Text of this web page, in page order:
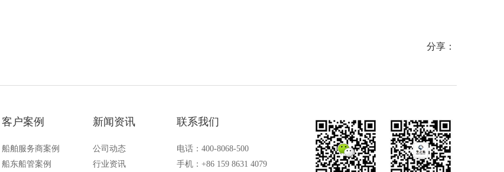
分享：
客户案例
船舶服务商案例
船东船管案例
新闻资讯
公司动态
行业资讯
联系我们
电话：400-8068-500
手机：+86 159 8631 4079